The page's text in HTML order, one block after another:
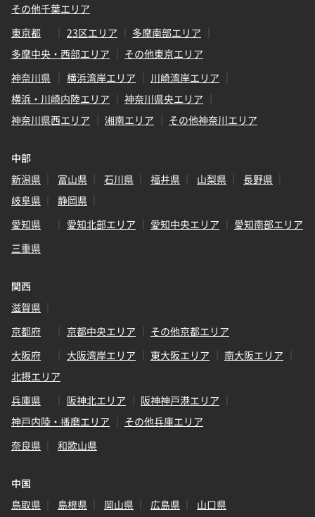
その他千葉エリア
東京都
23区エリア
多摩南部エリア
多摩中央・西部エリア
その他東京エリア
神奈川県
横浜湾岸エリア
川崎湾岸エリア
横浜・川崎内陸エリア
神奈川県央エリア
神奈川県西エリア
湘南エリア その他神奈川エリア
中部
新潟県
富山県 石川県 福井県 山梨県
長野県
岐阜県
静岡県
愛知県
愛知北部エリア 愛知中央エリア
愛知南部エリア
三重県
関西
滋賀県
京都府
京都中央エリア
その他京都エリア
大阪府
大阪湾岸エリア 東大阪エリア
南大阪エリア
北摂エリア
兵庫県
阪神北エリア
阪神神戸港エリア
神戸内陸・播磨エリア
その他兵庫エリア
奈良県
和歌山県
中国
鳥取県
島根県 岡山県 広島県 山口県